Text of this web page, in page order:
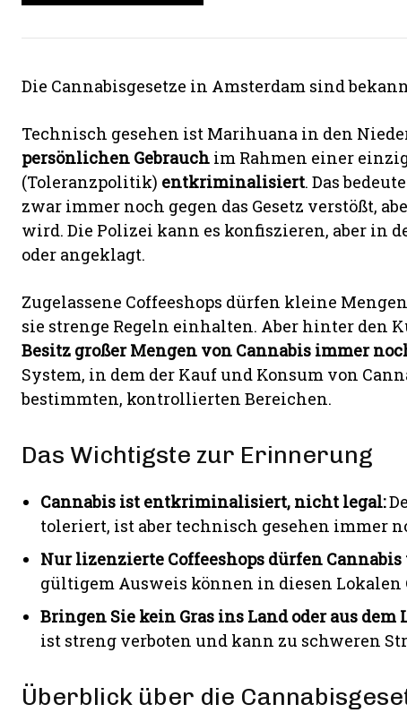
Die Cannabisgesetze in Amsterdam sind
Technisch gesehen ist Marihuana in den
persönlichen Gebrauch im Rahmen einer
(Toleranzpolitik) entkriminalisiert. Das
zwar immer noch gegen das Gesetz verstößt,
wird. Die Polizei kann es konfiszieren, aber in
oder angeklagt.
Zugelassene Coffeeshops dürfen kleine
sie strenge Regeln einhalten. Aber hinter den
Besitz großer Mengen von Cannabis immer
System, in dem der Kauf und Konsum von
bestimmten, kontrollierten Bereichen.
Das Wichtigste zur Erinnerung
Cannabis ist entkriminalisiert, nicht legal:
toleriert, ist aber technisch gesehen immer
Nur lizenzierte Coffeeshops dürfen
gültigem Ausweis können in diesen Lokalen
Bringen Sie kein Gras ins Land oder aus dem
ist streng verboten und kann zu schweren
Überblick über die